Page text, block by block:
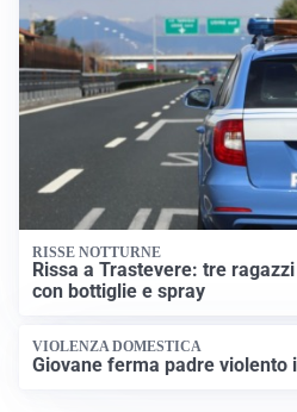
RISSE NOTTURNE
Rissa a Trastevere: tre
con bottiglie e spray
VIOLENZA DOMESTICA
Giovane ferma padre violento